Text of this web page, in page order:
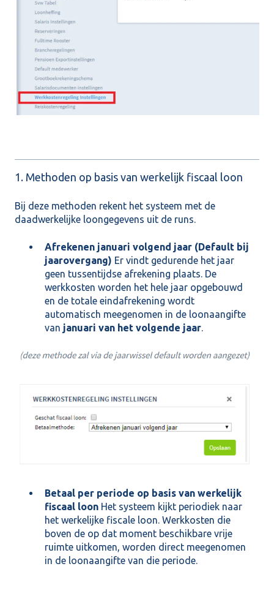
1. Methoden op basis van werkelijk fiscaal loon
Bij deze methoden rekent het systeem met de
daadwerkelijke loongegevens uit de runs.
Afrekenen januari volgend jaar (Default bij
jaarovergang) Er vindt gedurende het jaar
geen tussentijdse afrekening plaats. De
werkkosten worden het hele jaar opgebouwd
en de totale eindafrekening wordt
automatisch meegenomen in de loonaangifte
van januari van het volgende jaar.
Betaal per periode op basis van werkelijk
fiscaal loon Het systeem kijkt periodiek naar
het werkelijke fiscale loon. Werkkosten die
boven de op dat moment beschikbare vrije
ruimte uitkomen, worden direct meegenomen
in de loonaangifte van die periode.